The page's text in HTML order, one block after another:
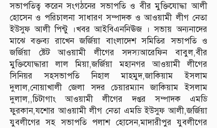
সভাপতিত্ব করেন সংগঠনের সভাপতি ও বীর মুক্তিযোদ্ধা আলী
হোসেন ও পরিচালনা সাধারণ সম্পাদক ও আওয়ামী লীগ নেতা
ইউসুফ আলী পিন্টু ।খবর আইবিএননিঊজ । সভায় অন‍্যনাদের
মাঝে বক্তব্য রাখেন জর্জিয়া বাংলাদেশ সমিতির সভাপতি ও
জর্জিয়া ষ্টেট আওয়ামী লীগের সদস্যআরেফিন বাবুল,বীর
মুক্তিযোদ্ধারা লাল মিয়া,জর্জিয়া মহানগর আওয়ামী লীগের
সিনিয়র সহসভাপতি নিহাল মাহমুদ,জাকিয়াম ইসলাম
দুলাল,নোয়াখালী জেলা সদর চেয়ারম্যান জাকিয়াম ইসলাম
দুলাল,,চিটাগাং আওয়ামী লীগের দপ্তর সম্পাদক এমডি
ফুরকান,যশোর আওয়ামী লীগ নেতা এমডি ইউসুফ আলী,জর্জিয়া
যুবলীগের সহ সভাপতি পলাশ হোসেন,মাদারীপুর যুবলীগের